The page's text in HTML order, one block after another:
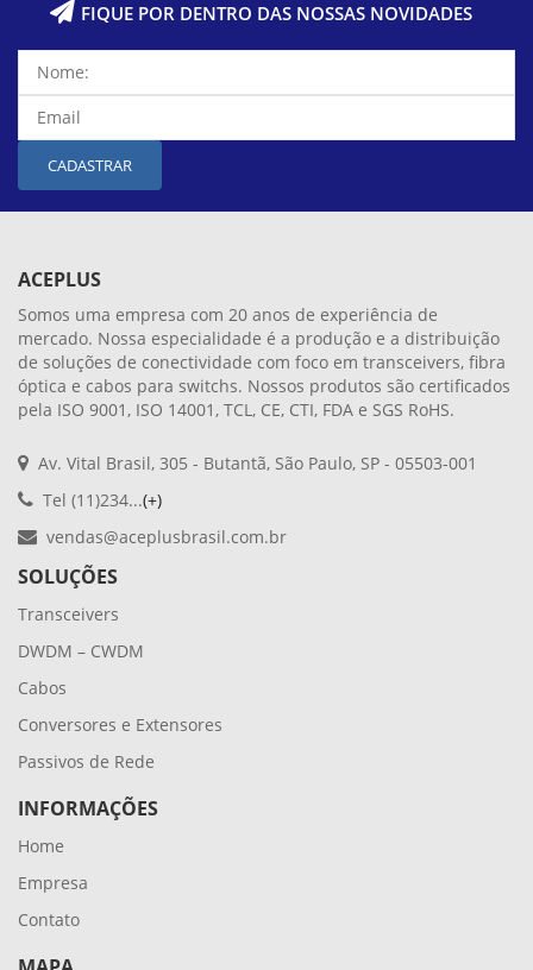
FIQUE POR DENTRO DAS NOSSAS NOVIDADES
CADASTRAR
ACEPLUS
Somos uma empresa com 20 anos de experiência de
mercado. Nossa especialidade é a produção e a distribuição
de soluções de conectividade com foco em transceivers, fibra
óptica e cabos para switchs. Nossos produtos são certificados
pela ISO 9001, ISO 14001, TCL, CE, CTI, FDA e SGS RoHS.
Av. Vital Brasil, 305 - Butantã, São Paulo, SP - 05503-001
Tel (11)234...(+)
vendas@aceplusbrasil.com.br
SOLUÇÕES
Transceivers
DWDM – CWDM
Cabos
Conversores e Extensores
Passivos de Rede
INFORMAÇÕES
Home
Empresa
Contato